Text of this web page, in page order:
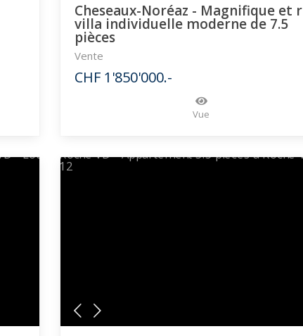
Cheseaux-Noréaz - Magnifique et
villa individuelle moderne de 7.5
pièces
Vente
CHF 1'850'000.-
Vue